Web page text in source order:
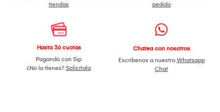
tiendas
pedido
Hasta 36 cuotas
Pagando con Sip
¿No la tienes? Solicítala
Chatea con nosotros
Escríbenos a nuestro Whatsapp
Chat